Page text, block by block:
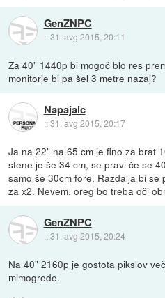
GenZNPC
::31. avg 2015, 20:11
Za 40" 1440p bi mogoč blo res
monitorje bi pa šel 3 metre nazaj?
Napajalc
::31. avg 2015, 20:17
Ja na 22" na 65 cm je fino za brat
stene je še 34 cm, se pravi če se
samo še 30cm fore. Razdalja bi
za x2. Nevem, oreg bo treba oči
GenZNPC
::31. avg 2015, 20:24
Na 40" 2160p je gostota pikslov
mimogrede.